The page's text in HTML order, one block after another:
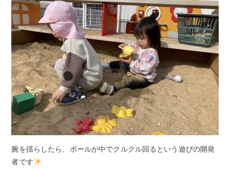
腕を揺らしたら、ボールが中でクルクル回るという遊びの開発
者です